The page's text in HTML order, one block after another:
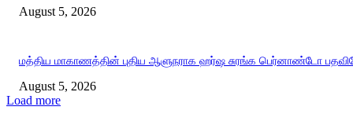
August 5, 2026
மத்திய மாகாணத்தின் புதிய ஆளுநராக ஹர்ஷ சுரங்க பெர்னாண்டோ
August 5, 2026
Load more